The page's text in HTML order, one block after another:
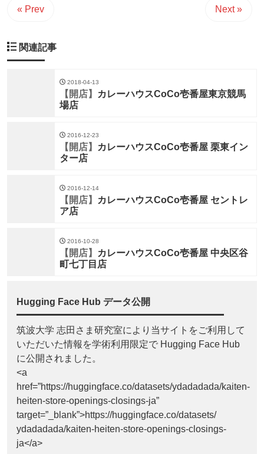
« Prev Next »
関連記事
2018-04-13
【開店】 カレーハウスCoCo壱番屋東京競馬
場店
2016-12-23
【開店】 カレーハウスCoCo壱番屋 栗東イン
ター店
2016-12-14
【開店】 カレーハウスCoCo壱番屋 セントレ
ア店
2016-10-28
【開店】 カレーハウスCoCo壱番屋 中央区谷
町七丁目店
Hugging Face Hub データ公開
筑波大学 志田さま研究室により当サイトをご利用して
いただいた情報を学術利用限定で Hugging Face Hub
に公開されました。
<a
href=”https://huggingface.co/datasets/ydadadada/kaiten-
heiten-store-openings-closings-ja”
target=”_blank”>https://huggingface.co/datasets/
ydadadada/kaiten-heiten-store-openings-closings-
ja</a>